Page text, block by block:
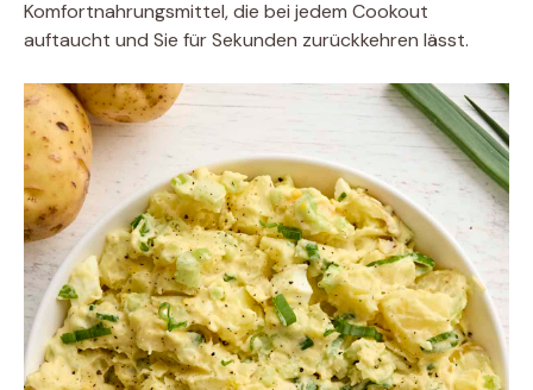
Komfortnahrungsmittel, die bei jedem Cookout
auftaucht und Sie für Sekunden zurückkehren lässt.